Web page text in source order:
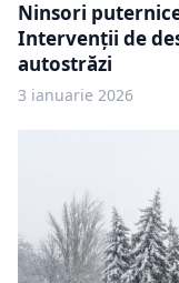
Ninsori
Intervenții de
autostrăzi
3 ianuarie 2026